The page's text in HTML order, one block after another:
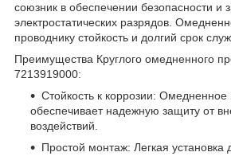
союзник в обеспечении безопасности и
электростатических разрядов.
проводнику стойкость и долгий срок
Преимущества Круглого омедненного
7213919000:
Стойкость к коррозии: Омедненное
обеспечивает надежную защиту от
воздействий.
Простой монтаж: Легкая установка